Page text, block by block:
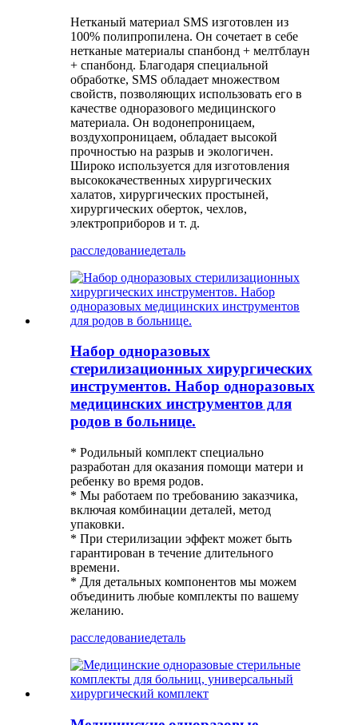
Нетканый материал SMS изготовлен из
100% полипропилена. Он сочетает в себе
нетканые материалы спанбонд + мелтблаун
+ спанбонд. Благодаря специальной
обработке, SMS обладает множеством
свойств, позволяющих использовать его в
качестве одноразового медицинского
материала. Он водонепроницаем,
воздухопроницаем, обладает высокой
прочностью на разрыв и экологичен.
Широко используется для изготовления
высококачественных хирургических
халатов, хирургических простыней,
хирургических оберток, чехлов,
электроприборов и т. д.
расследованиедеталь
Набор одноразовых
стерилизационных хирургических
инструментов. Набор одноразовых
медицинских инструментов для
родов в больнице.
* Родильный комплект специально
разработан для оказания помощи матери и
ребенку во время родов.
* Мы работаем по требованию заказчика,
включая комбинации деталей, метод
упаковки.
* При стерилизации эффект может быть
гарантирован в течение длительного
времени.
* Для детальных компонентов мы можем
объединить любые комплекты по вашему
желанию.
расследованиедеталь